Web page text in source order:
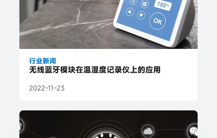
行业新闻
无线蓝牙模块在温湿度记录仪上的应用
2022-11-23